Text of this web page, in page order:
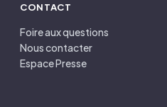
CONTACT
Foire aux questions
Nous contacter
Espace Presse